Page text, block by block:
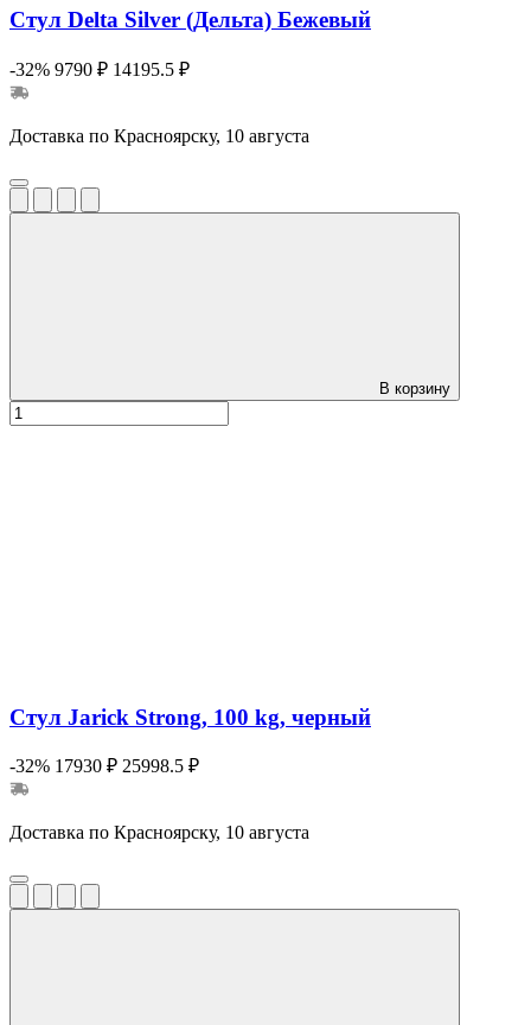
Стул Delta Silver (Дельта) Бежевый
-32% 9790 ₽ 14195.5 ₽
Доставка по Красноярску, 10 августа
В корзину
Стул Jarick Strong, 100 kg, черный
-32% 17930 ₽ 25998.5 ₽
Доставка по Красноярску, 10 августа